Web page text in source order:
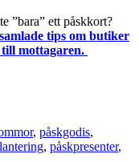
”bara” ett påskkort?
tips om butiker
mottagaren.
, påskgodis,
, påskpresenter,